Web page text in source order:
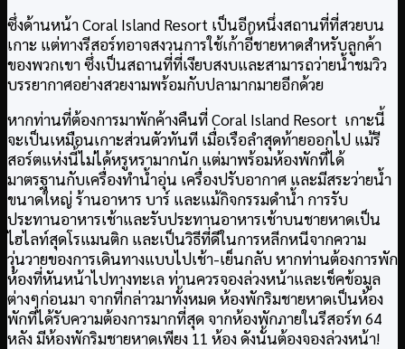
ซึ่งด้านหน้า Coral Island Resort เป็นอีกหนึ่งสถานที่ที่สวยบน
เกาะ แต่ทางรีสอร์ทอาจสงวนการใช้เก้าอี้ชายหาดสำหรับลูกค้า
ของพวกเขา ซึ่งเป็นสถานที่ที่เงียบสงบและสามารถว่ายน้ำชมวิว
บรรยากาศอย่างสวยงามพร้อมกับปลามากมายอีกด้วย
หากท่านที่ต้องการมาพักค้างคืนที่ Coral Island Resort เกาะนี้
จะเป็นเหมือนเกาะส่วนตัวทันที เมื่อเรือลำสุดท้ายออกไป แม้รี
สอร์ตแห่งนี้ไม่ได้หรูหรามากนัก แต่มาพร้อมห้องพักที่ได้
มาตรฐานกับเครื่องทำน้ำอุ่น เครื่องปรับอากาศ และมีสระว่ายน้ำ
ขนาดใหญ่ ร้านอาหาร บาร์ และแม้กิจกรรมดำน้ำ การรับ
ประทานอาหารเช้าและรับประทานอาหารเช้าบนชายหาดเป็น
ไฮไลท์สุดโรแมนติก และเป็นวิธีที่ดีในการหลีกหนีจากความ
วุ่นวายของการเดินทางแบบไปเช้า-เย็นกลับ หากท่านต้องการพัก
ห้องที่หันหน้าไปทางทะเล ท่านควรจองล่วงหน้าและเช็คข้อมูล
ต่างๆก่อนมา จากที่กล่าวมาทั้งหมด ห้องพักริมชายหาดเป็นห้อง
พักที่ได้รับความต้องการมากที่สุด จากห้องพักภายในรีสอร์ท 64
หลัง มีห้องพักริมชายหาดเพียง 11 ห้อง ดังนั้นต้องจองล่วงหน้า!